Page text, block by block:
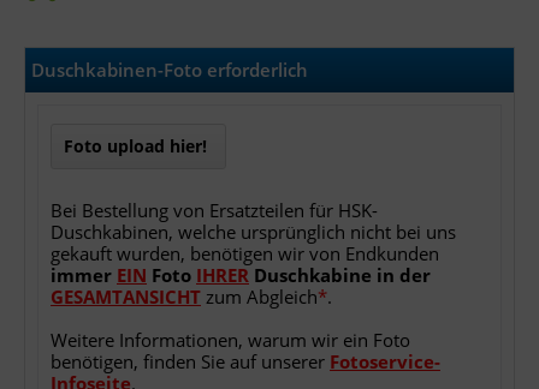
Duschkabinen-Foto erforderlich
Foto upload hier!
Bei Bestellung von Ersatzteilen für HSK-
Duschkabinen, welche ursprünglich nicht bei uns
gekauft wurden, benötigen wir von Endkunden
immer EIN Foto IHRER Duschkabine in der
GESAMTANSICHT zum Abgleich*.
Weitere Informationen, warum wir ein Foto
benötigen, finden Sie auf unserer Fotoservice-
Infoseite.